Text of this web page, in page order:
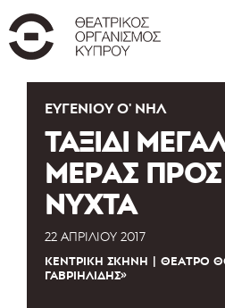
ΕΥΓΈΝΙΟΥ Ο' ΝΗΛ
ΤΑΞΙΔΙ
ΜΕΡΑΣ
ΝΥΧΤΑ
22 ΑΠΡΙΛΊΟΥ 2017
ΚΕΝΤΡΙΚΉ ΣΚΗΝΉ
ΘΈΑΤΡΟ
ΓΑΒΡΙΗΛΊΔΗΣ»